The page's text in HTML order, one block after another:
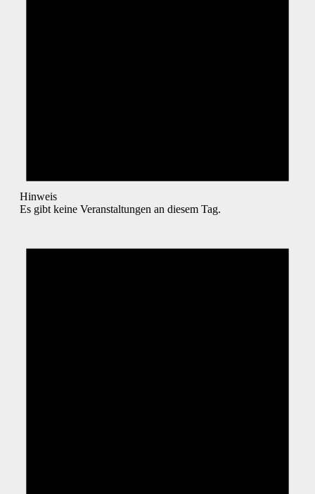
Hinweis
Es gibt keine Veranstaltungen an diesem Tag.